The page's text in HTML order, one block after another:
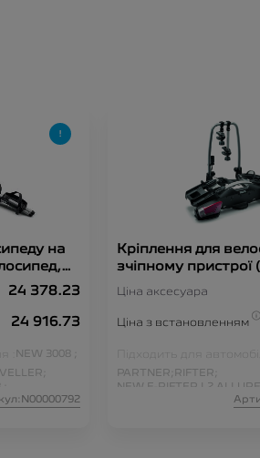
на
24 378.23
24 916.73
: NEW 3008 ;
L2;
Кріплення для
зчіпному пристрої
велосипеди на
Ціна аксесуара
Ціна з встановленням
Підходить для
PARTNER;
RIFTER;
NEW E-RIFTER L2 ALLURE;
E-3008 4WD